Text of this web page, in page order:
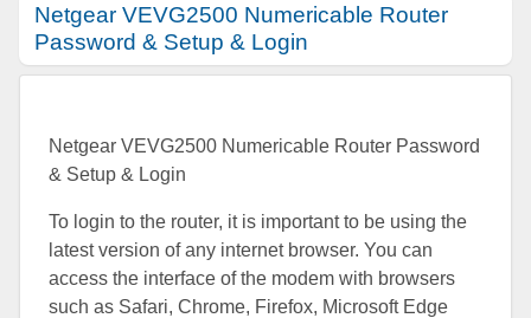
Netgear VEVG2500 Numericable Router
Password & Setup & Login
Netgear VEVG2500 Numericable Router Password
& Setup & Login
To login to the router, it is important to be using the
latest version of any internet browser. You can
access the interface of the modem with browsers
such as Safari, Chrome, Firefox, Microsoft Edge